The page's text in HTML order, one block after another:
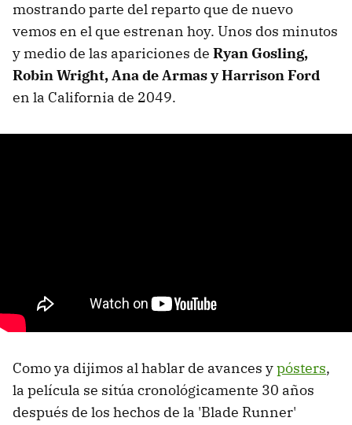
mostrando parte del reparto que de nuevo
vemos en el que estrenan hoy. Unos dos minutos
y medio de las apariciones de Ryan Gosling,
Robin Wright, Ana de Armas y Harrison Ford
en la California de 2049.
Como ya dijimos al hablar de avances ypósters,
la película se sitúa cronológicamente 30 años
después de los hechos de la 'Blade Runner'